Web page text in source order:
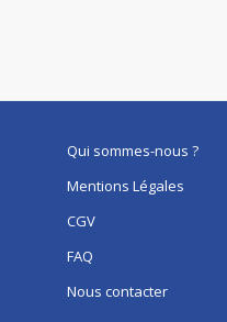
Qui sommes-nous ?
Mentions Légales
CGV
FAQ
Nous contacter